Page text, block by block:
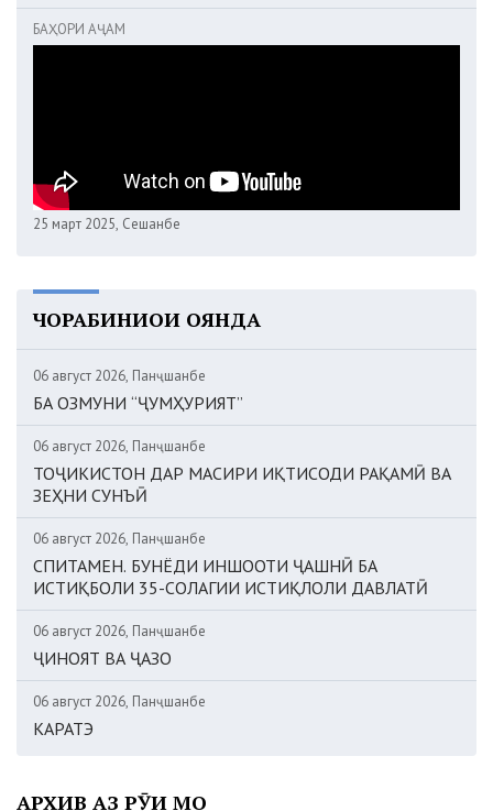
БАҲОРИ АҶАМ
25 март 2025, Сешанбе
ЧОРАБИНИҲОИ ОЯНДА
06 август 2026, Панҷшанбе
БА ОЗМУНИ “ҶУМҲУРИЯТ”
06 август 2026, Панҷшанбе
ТОҶИКИСТОН ДАР МАСИРИ ИҚТИСОДИ РАҚАМӢ ВА
ЗЕҲНИ СУНЪӢ
06 август 2026, Панҷшанбе
СПИТАМЕН. БУНЁДИ ИНШООТИ ҶАШНӢ БА
ИСТИҚБОЛИ 35-СОЛАГИИ ИСТИҚЛОЛИ ДАВЛАТӢ
06 август 2026, Панҷшанбе
ҶИНОЯТ ВА ҶАЗО
06 август 2026, Панҷшанбе
КАРАТЭ
АРХИВ АЗ РӮИ МОҲ